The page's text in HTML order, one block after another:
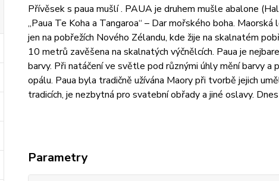
Přívěsek s paua mušlí . PAUA je druhem mušle abalone
„Paua Te Koha a Tangaroa“ – Dar mořského boha.
jen na pobřežích Nového Zélandu, kde žije na skalnatém
10 metrů zavěšena na skalnatých výčnělcích. Paua je
barvy. Při natáčení ve světle pod různými úhly mění barvy
opálu. Paua byla tradičně užívána Maory při tvorbě jejich
tradicích, je nezbytná pro svatební obřady a jiné oslavy.
Parametry